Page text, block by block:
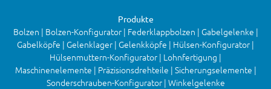
Produkte
Bolzen | Bolzen-Konfigurator | Federklappbolzen | Gabelgelenke |
Gabelköpfe | Gelenklager | Gelenkköpfe | Hülsen-Konfigurator |
Hülsenmuttern-Konfigurator | Lohnfertigung |
Maschinenelemente | Präzisionsdrehteile | Sicherungselemente |
Sonderschrauben-Konfigurator | Winkelgelenke